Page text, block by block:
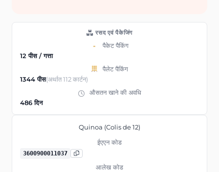
रसद एवं पैकेजिंग
पैकेट पैकिंग
12 पीस / गत्ता
पैलेट पैकिंग
1344 पीस(अर्थात 112 कार्टन)
औसतन खाने की अवधि
486 दिन
Quinoa (Colis de 12)
ईएएन कोड
3600900011037
आलेख कोड